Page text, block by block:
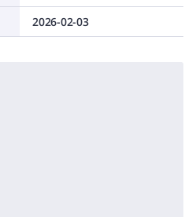
2026-02-03